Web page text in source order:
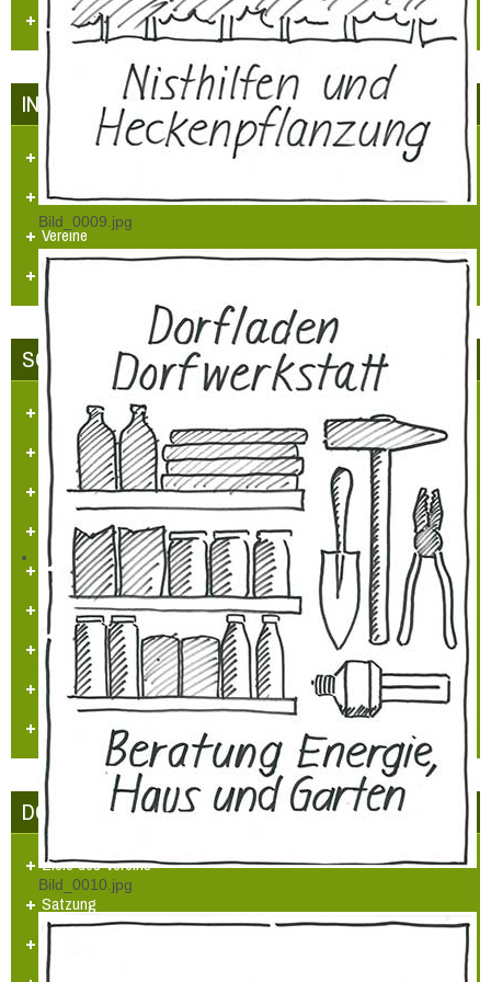
Bild_0009.jpg
Bild_0010.jpg
Regionale Presse
INFRASTRUKTUR IN HÜLCHRATH
Kataster/Karten
Handel/Gewerbe
Vereine
Personennahverkehr
SCHLOSS-STADT HÜLCHRATH
Ansichten-Bilder-Filme
Projekt - Info - Planungen
Projekte
Sehenswürdigkeiten
Heimatlied
Hülchrather Literatur
Heimatmaler P.M. Nellen
Vogelwelt in Hülchrath und Umgebung
Jüdisches Leben in Hülchrath
DORFGEMEINSCHAFT HÜLCHRATH
Ziele des Vereins
Satzung
Tätigkeitsberichte